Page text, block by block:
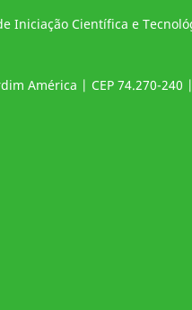
Iniciação Científica e
América | CEP 74.270-240